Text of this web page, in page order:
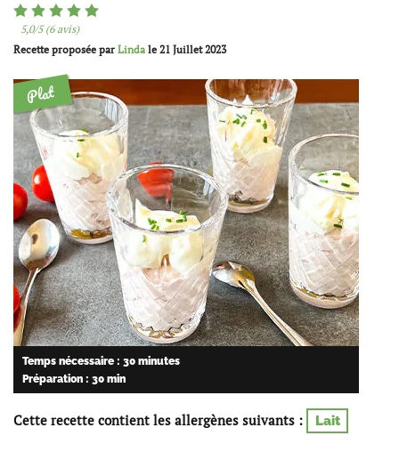
5,0/5 (6 avis)
Recette proposée par Linda le 21 Juillet 2023
Plat
Temps nécessaire : 30 minutes
Préparation : 30 min
Cette recette contient les allergènes suivants : Lait